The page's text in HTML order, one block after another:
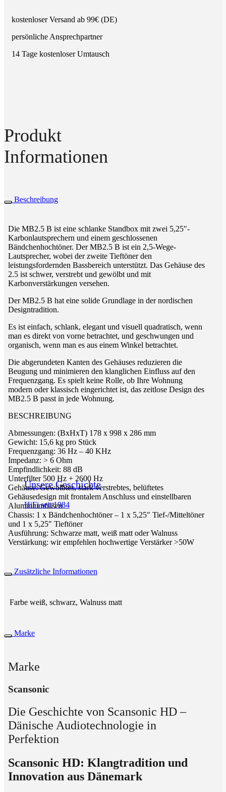
Unsere Geschichte
HiFi seit 1984
kostenloser Versand ab 99€ (DE)
persönliche Ansprechpartner
14 Tage kostenloser Umtausch
Produkt
Informationen
Beschreibung
Die MB2.5 B ist eine schlanke Standbox mit zwei 5,25″-
Karbonlautsprechern und einem geschlossenen
Bändchenhochtöner. Der MB2.5 B ist ein 2,5-Wege-
Lautsprecher, wobei der zweite Tieftöner den
leistungsfordernden Bassbereich unterstützt. Das Gehäuse des
2.5 ist schwer, verstrebt und gewölbt und mit
Karbonverstärkungen versehen.
Der MB2.5 B hat eine solide Grundlage in der nordischen
Designtradition.
Es ist einfach, schlank, elegant und visuell quadratisch, wenn
man es direkt von vorne betrachtet, und geschwungen und
organisch, wenn man es aus einem Winkel betrachtet.
Die abgerundeten Kanten des Gehäuses reduzieren die
Beugung und minimieren den klanglichen Einfluss auf den
Frequenzgang. Es spielt keine Rolle, ob Ihre Wohnung
modern oder klassisch eingerichtet ist, das zeitlose Design des
MB2.5 B passt in jede Wohnung.
BESCHREIBUNG
Abmessungen: (BxHxT) 178 x 998 x 286 mm
Gewicht: 15,6 kg pro Stück
Frequenzgang: 36 Hz – 40 KHz
Impedanz: > 6 Ohm
Empfindlichkeit: 88 dB
Unterfilter 500 Hz + 2600 Hz
Gehäuse: Gewölbtes, stark verstrebtes, belüftetes
Gehäusedesign mit frontalem Anschluss und einstellbaren
Aluminiumfüßen
Chassis: 1 x Bändchenhochtöner – 1 x 5,25″ Tief-/Mitteltöner
und 1 x 5,25″ Tieftöner
Ausführung: Schwarze matt, weiß matt oder Walnuss
Verstärkung: wir empfehlen hochwertige Verstärker >50W
Zusätzliche Informationen
Farbe weiß, schwarz, Walnuss matt
Marke
Marke
Scansonic
Die Geschichte von Scansonic HD –
Dänische Audiotechnologie in
Perfektion
Scansonic HD: Klangtradition und
Innovation aus Dänemark